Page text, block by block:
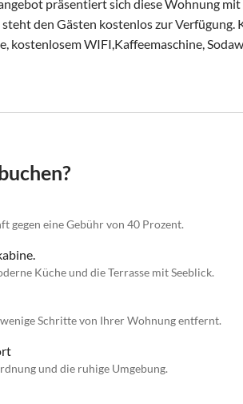
präsentiert sich diese Wohnung mit
den Gästen kostenlos zur Verfügung.
kostenlosem WIFI,Kaffeemaschine,
gegen eine Gebühr von 40 Prozent.
Küche und die Terrasse mit Seeblick.
Schritte von Ihrer Wohnung entfernt.
und die ruhige Umgebung.